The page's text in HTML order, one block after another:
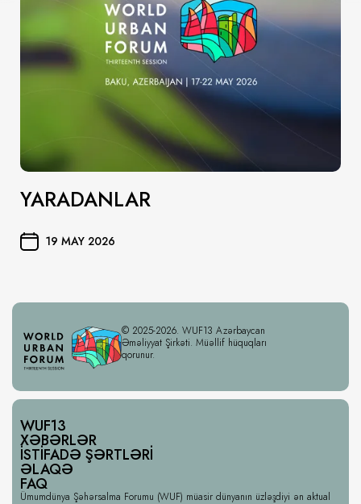
YARADANLAR
19 MAY 2026
© 2025-2026. WUF13 Azərbaycan
Əməliyyat Şirkəti. Müəllif hüquqları
qorunur.
WUF13
XƏBƏRLƏR
İSTIFADƏ ŞƏRTLƏRI
ƏLAQƏ
FAQ
Ümumdünya Şəhərsalma Forumu (WUF) müasir dünyanın üzləşdiyi ən aktual